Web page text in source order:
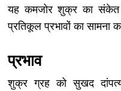
यह कमजोर शुक्र का संकेत
प्रतिकूल प्रभावों का सामना
प्रभाव
शुक्र ग्रह को सुखद